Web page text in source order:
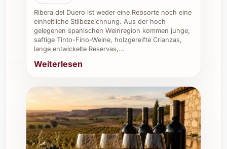
Fleisch oder feinen Käsesorten.
Ein edler Begleiter bei besonderen
Anlässen wie Geburtstagen, Hochzeiten
oder Jubiläen.
Auch hervorragend geeignet für
entspannte Sommerabende oder
Tipps zum Verschenken
Marguet Yuman Blanc de Blancs Premier Cru
ist ein gehaltvolles und gleichzeitig leicht
Ribera del Duero ist weder eine Rebsorte noch eine
einheitliche Stilbezeichnung. Aus der hoch
gelegenen spanischen Weinregion kommen junge,
saftige Tinto-Fino-Weine, holzgereifte Crianzas,
lange entwickelte Reservas,…
Weiterlesen